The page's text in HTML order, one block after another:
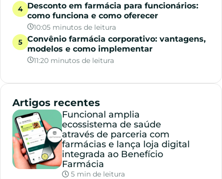
Desconto em farmácia para funcionários:
como funciona e como oferecer
10:05 minutos de leitura
Convênio farmácia corporativo: vantagens,
modelos e como implementar
11:20 minutos de leitura
Artigos recentes
Funcional amplia
ecossistema de saúde
através de parceria com
farmácias e lança loja digital
integrada ao Benefício
Farmácia
5 min de leitura